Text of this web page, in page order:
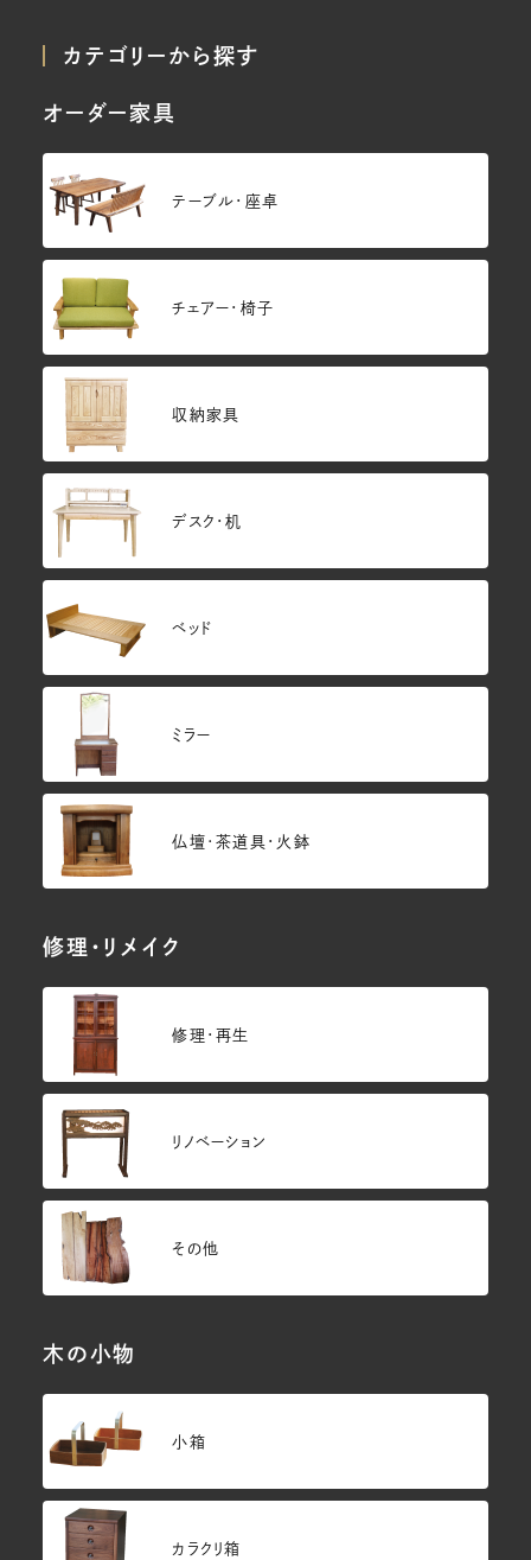
カテゴリーから探す
オーダー家具
テーブル・座卓
チェアー・椅子
収納家具
デスク・机
ベッド
ミラー
仏壇･茶道具・火鉢
修理・リメイク
修理・再生
リノベーション
その他
木の小物
小箱
カラクリ箱